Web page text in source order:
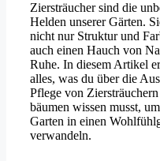
Ziersträucher sind die
Helden unserer Gärten.
nicht nur Struktur und
auch einen Hauch von
Ruhe. In diesem Artikel
alles, was du über die
Pflege von
bäumen wissen musst,
Garten in einen
verwandeln.